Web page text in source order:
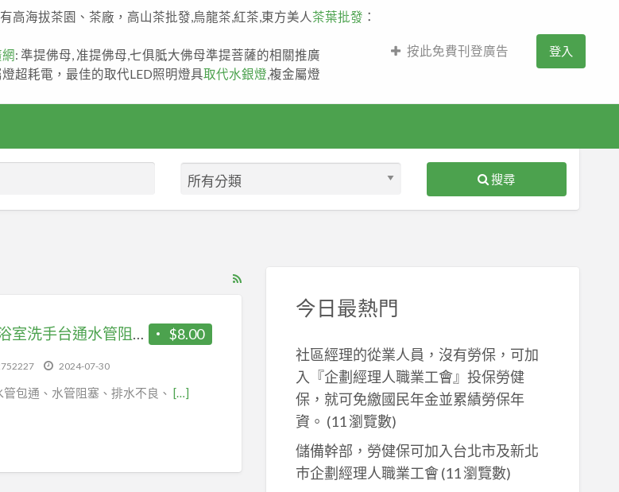
高海拔茶園、茶廠，高山茶批發,烏龍茶,紅茶,東方美人 茶葉批發 ：
: 準提佛母, 准提佛母,七俱胝大佛母準提菩薩的相關推廣
超耗電，最佳的取代LED照明燈具取代水銀燈 ,複金屬燈
按此免費刊登廣告 登入
搜尋
RSS
包
$8.00
快速宅修通排水管 浴室洗手台通水管阻塞 流理台通水管土城區
2024-07-30
包通、水管阻塞、排水不良、 […]
今日最熱門
社區經理的從業人員，沒有勞保，可加
入『企劃經理人職業工會』投保勞健
保，就可免繳國民年金並累績勞保年
資。 (11 瀏覽數)
儲備幹部，勞健保可加入台北市及新北
巿企劃經理人職業工會 (11 瀏覽數)